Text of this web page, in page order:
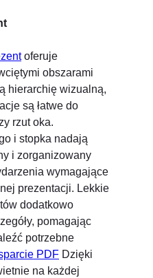
oferuje
obszarami
hierarchię wizualną,
są łatwe do
rzut oka.
i stopka nadają
i zorganizowany
wymagające
prezentacji. Lekkie
dodatkowo
pomagając
potrzebne
PDF Dzięki
na każdej